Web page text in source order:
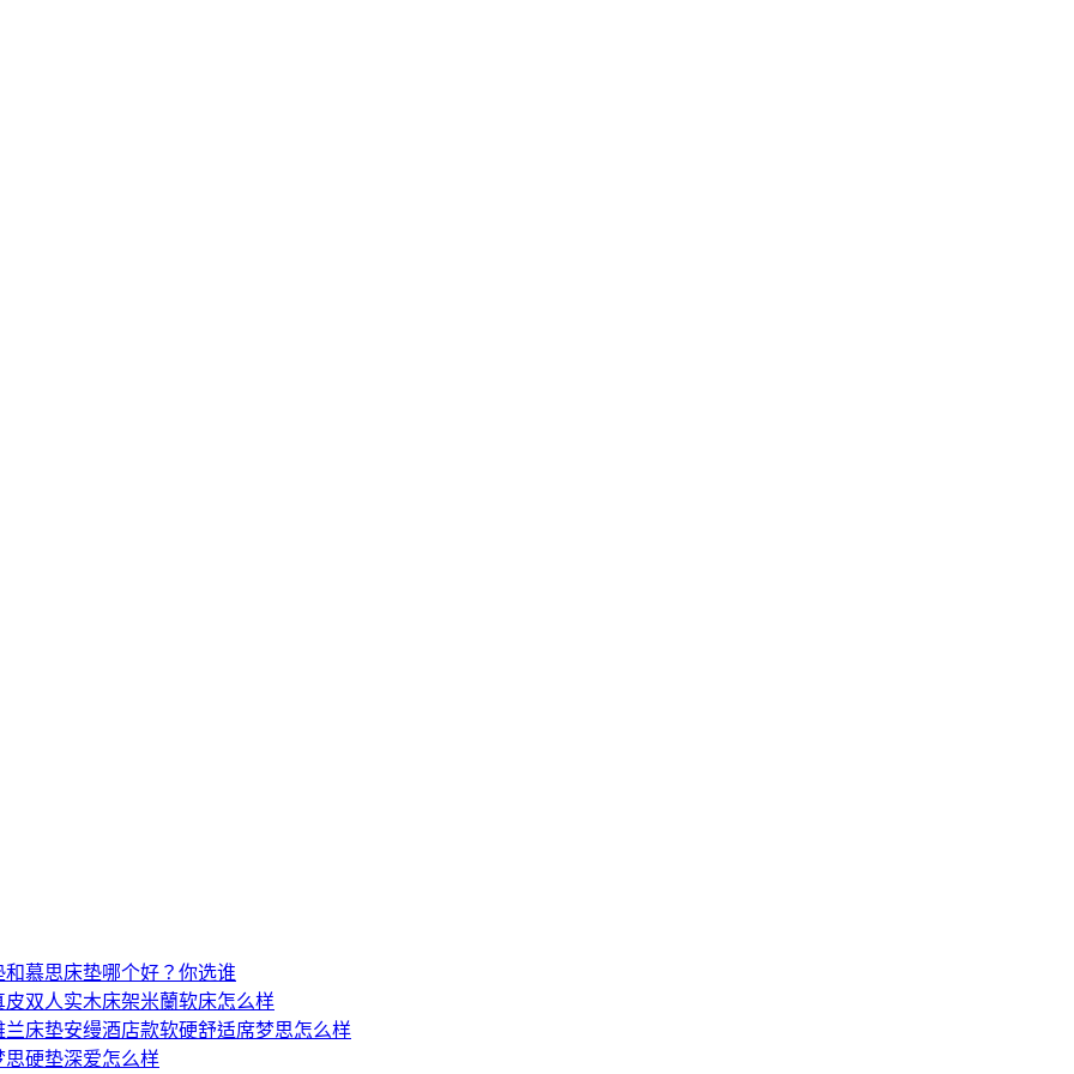
和慕思床垫哪个好？你选谁
皮双人实木床架米蘭软床怎么样
兰床垫安缦酒店款软硬舒适席梦思怎么样
思硬垫深爱怎么样